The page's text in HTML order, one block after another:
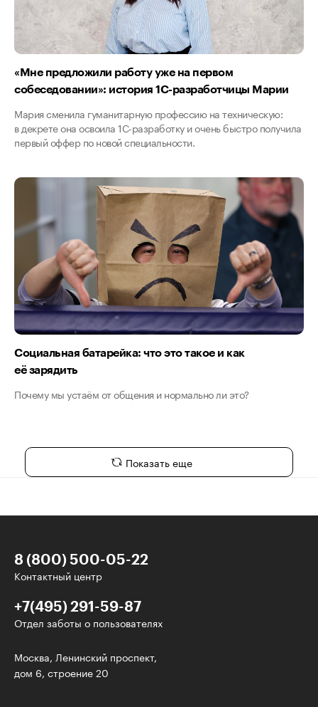
«Мне предложили работу уже на первом
собеседовании»: история 1С-разработчицы Марии
Мария сменила гуманитарную профессию на техническую:
в декрете она освоила 1C-разработку и очень быстро получила
первый оффер по новой специальности.
Социальная батарейка: что это такое и как
её зарядить
Почему мы устаём от общения и нормально ли это?
Показать еще
8 (800) 500-05-22
Контактный центр
+7(495) 291-59-87
Отдел заботы о пользователях
Москва, Ленинский проспект,
дом 6, строение 20
У нас есть классные рассылки!